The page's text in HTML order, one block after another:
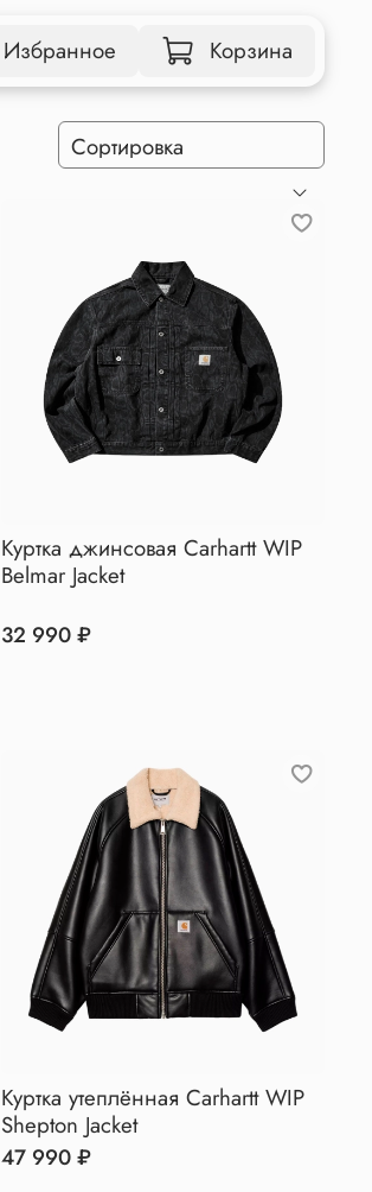
Избранное Корзина
Куртка джинсовая Carhartt WIP
Belmar Jacket
32 990 ₽
Куртка утеплённая Carhartt WIP
Shepton Jacket
47 990 ₽